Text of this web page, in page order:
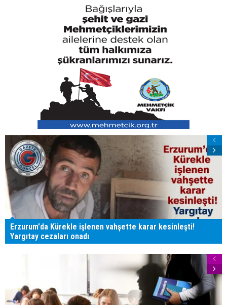
Erzurum'da Kürekle işlenen vahşette karar kesinleşti!
Yargıtay cezaları onadı